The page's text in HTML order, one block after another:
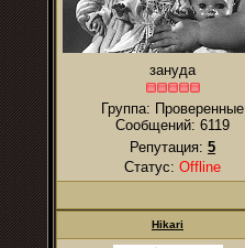
зануда
Группа: Проверенные
Сообщений: 6119
Репутация: 5
Статус: Offline
Hikari